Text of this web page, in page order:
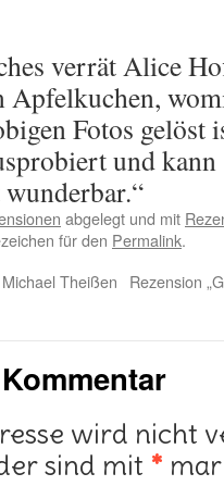
verrät Alice
Apfelkuchen,
Fotos gelöst
und kann
abgelegt und mit
für den Permalink.
Theißen
Rezension
wird nicht
sind mit *